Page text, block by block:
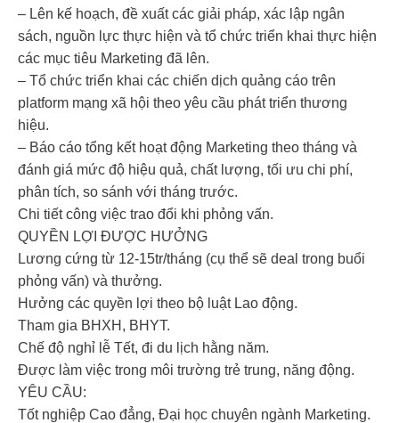
– Lên kế hoạch, đề xuất các giải pháp, xác lập ngân
sách, nguồn lực thực hiện và tổ chức triển khai thực hiện
các mục tiêu Marketing đã lên.
– Tổ chức triển khai các chiến dịch quảng cáo trên
platform mạng xã hội theo yêu cầu phát triển thương
hiệu.
– Báo cáo tổng kết hoạt động Marketing theo tháng và
đánh giá mức độ hiệu quả, chất lượng, tối ưu chi phí,
phân tích, so sánh với tháng trước.
Chi tiết công việc trao đổi khi phỏng vấn.
QUYỀN LỢI ĐƯỢC HƯỞNG
Lương cứng từ 12-15tr/tháng (cụ thể sẽ deal trong buổi
phỏng vấn) và thưởng.
Hưởng các quyền lợi theo bộ luật Lao động.
Tham gia BHXH, BHYT.
Chế độ nghỉ lễ Tết, đi du lịch hằng năm.
Được làm việc trong môi trường trẻ trung, năng động.
YÊU CẦU:
Tốt nghiệp Cao đẳng, Đại học chuyên ngành Marketing.